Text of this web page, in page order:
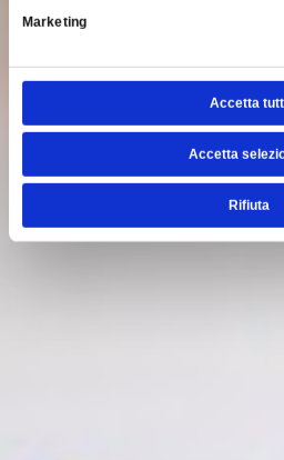
Marketing
Accetta
Accetta
Rifiuta